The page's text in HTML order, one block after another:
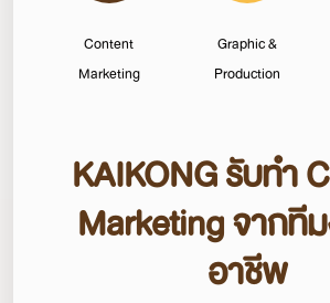
Content
Marketing
Graphic &
Production
KAIKONG รับทำ
Marketing จากที
อาชีพ